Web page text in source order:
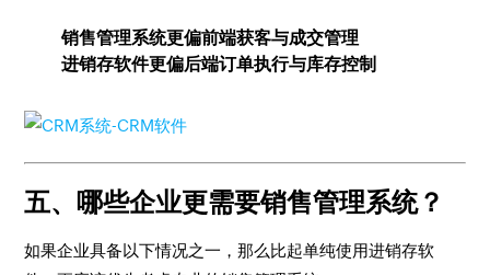
销售管理系统更偏前端获客与成交管理
进销存软件更偏后端订单执行与库存控制
五、哪些企业更需要销售管理系统？
如果企业具备以下情况之一，那么比起单纯使用进销存软